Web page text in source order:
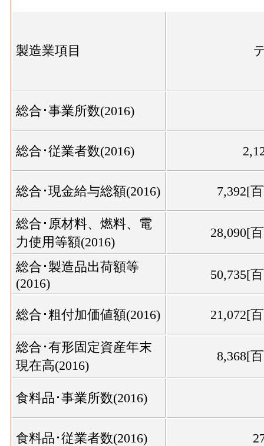
製造業項目
総合･事業所数(2016)
総合･従業者数(2016)
総合･現金給与総額(2016) 7,392[
総合･原材料、燃料、電
力使用等額(2016)
28,090[
総合･製造品出荷額等
(2016)
50,735[
総合･粗付加価値額(2016) 21,072[
総合･有形固定資産年末
現在高(2016)
8,368[
食料品･事業所数(2016)
食料品･従業者数(2016)